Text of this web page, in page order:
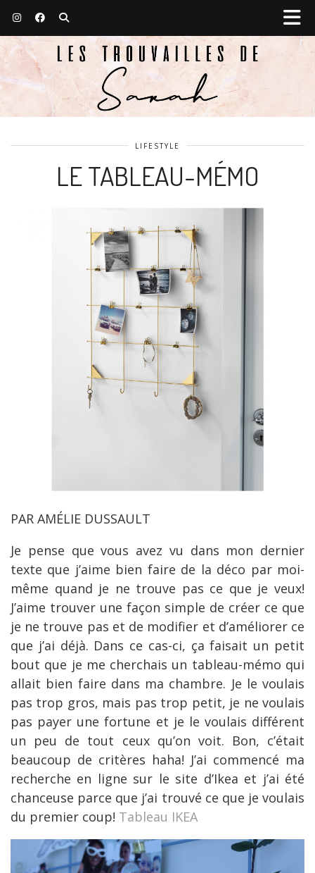
LIFESTYLE
LE TABLEAU-MÉMO
PAR AMÉLIE DUSSAULT
Je pense que vous avez vu dans mon dernier
texte que j’aime bien faire de la déco par moi-
même quand je ne trouve pas ce que je veux!
J’aime trouver une façon simple de créer ce que
je ne trouve pas et de modifier et d’améliorer ce
que j’ai déjà. Dans ce cas-ci, ça faisait un petit
bout que je me cherchais un tableau-mémo qui
allait bien faire dans ma chambre. Je le voulais
pas trop gros, mais pas trop petit, je ne voulais
pas payer une fortune et je le voulais différent
un peu de tout ceux qu’on voit. Bon, c’était
beaucoup de critères haha! J’ai commencé ma
recherche en ligne sur le site d’Ikea et j’ai été
chanceuse parce que j’ai trouvé ce que je voulais
du premier coup! Tableau IKEA